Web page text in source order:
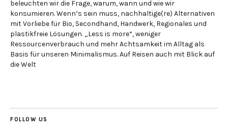
beleuchten wir die Frage, warum, wann und wie wir
konsumieren. Wenn’s sein muss, nachhaltige(re) Alternativen
mit Vorliebe für Bio, Secondhand, Handwerk, Regionales und
plastikfreie Lösungen. „Less is more“, weniger
Ressourcenverbrauch und mehr Achtsamkeit im Alltag als
Basis für unseren Minimalismus. Auf Reisen auch mit Blick auf
die Welt
FOLLOW US